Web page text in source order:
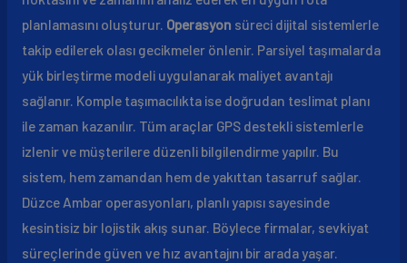
planlamasını oluşturur. Operasyon süreci dijital sistemlerle
takip edilerek olası gecikmeler önlenir. Parsiyel taşımalarda
yük birleştirme modeli uygulanarak maliyet avantajı
sağlanır. Komple taşımacılıkta ise doğrudan teslimat planı
ile zaman kazanılır. Tüm araçlar GPS destekli sistemlerle
izlenir ve müşterilere düzenli bilgilendirme yapılır. Bu
sistem, hem zamandan hem de yakıttan tasarruf sağlar.
Düzce Ambar operasyonları, planlı yapısı sayesinde
kesintisiz bir lojistik akış sunar. Böylece firmalar, sevkiyat
süreçlerinde güven ve hız avantajını bir arada yaşar.